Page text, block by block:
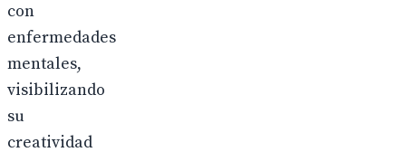
con
enfermedades
mentales,
visibilizando
su
creatividad